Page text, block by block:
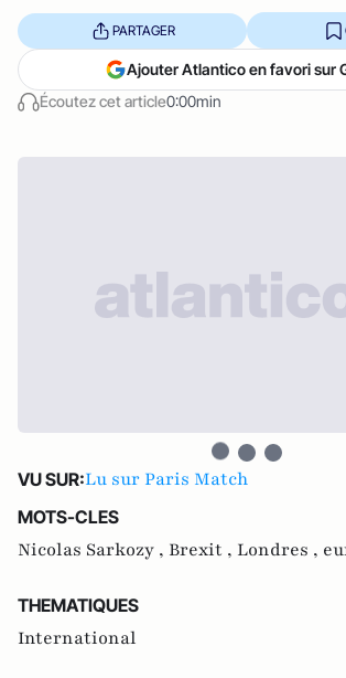
Écoutez cet article0:00min
PARTAGER
Ajouter Atlantico en favori sur
VU SUR:Lu sur Paris Match
MOTS-CLES
Nicolas Sarkozy , Brexit , Londres ,
THEMATIQUES
International